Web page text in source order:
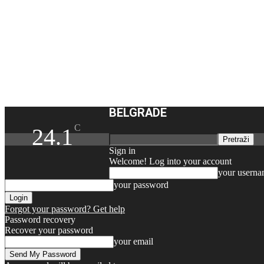
24.1C
BELGRADE
Sign in
Welcome! Log into your account
your
your password
Forgot your password? Get help
Password recovery
Recover your password
your email